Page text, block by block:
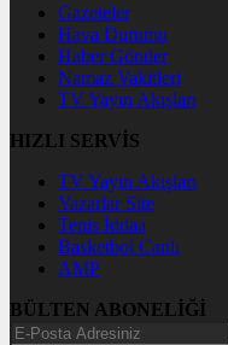
Gazeteler
Hava Durumu
Haber Gönder
Namaz Vakitleri
TV Yayın Akışları
HIZLI SERVİS
TV Yayın Akışları
Yazarlar Site
Tenis İddaa
Basketbol Canlı
AMP
BÜLTEN ABONELİĞİ